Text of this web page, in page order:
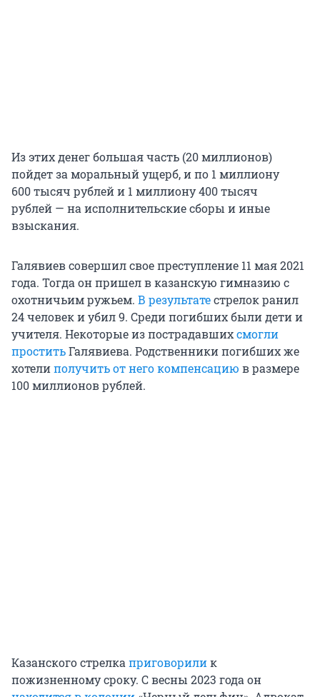
Из этих денег большая часть (20 миллионов)
пойдет за моральный ущерб, и по 1 миллиону
600 тысяч рублей и 1 миллиону 400 тысяч
рублей — на исполнительские сборы и иные
взыскания.
Галявиев совершил свое преступление 11 мая 2021
года. Тогда он пришел в казанскую гимназию с
охотничьим ружьем. В результатестрелок ранил
24 человек и убил 9. Среди погибших были дети и
учителя. Некоторые из пострадавшихсмогли
проститьГалявиева. Родственники погибших же
хотелиполучить от него компенсацию в размере
100 миллионов рублей.
Казанского стрелка приговорилик
пожизненному сроку. С весны 2023 года он